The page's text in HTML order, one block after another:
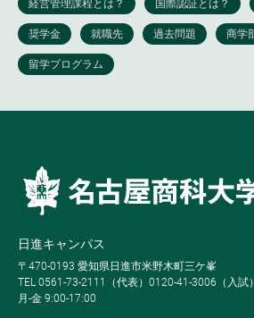
日進キャンパス
〒470-0193 愛知県日進市米野木町三ケ峯
TEL 0561-73-2111（代表）0120-41-3006（入試）
月-金 9:00-17:00